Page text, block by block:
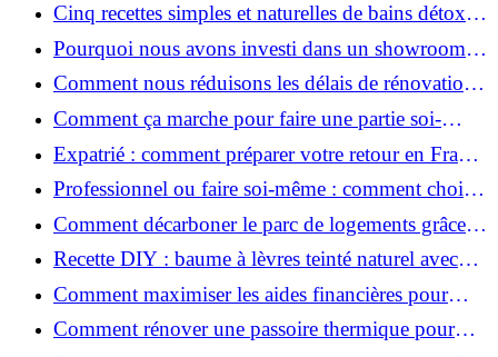
Cinq recettes simples et naturelles de bains détox
maison
Pourquoi nous avons investi dans un showroom-
atelier et ce que cela apporte aux clients
Comment nous réduisons les délais de rénovation à
3 mois au lieu de 6?
Comment ça marche pour faire une partie soi-
même et nous confier le reste ?
Expatrié : comment préparer votre retour en France
et rénover votre bien à distance ?
Professionnel ou faire soi-même : comment choisir
pour votre rénovation ?
Comment décarboner le parc de logements grâce à
la rénovation énergétique ?
Recette DIY : baume à lèvres teinté naturel avec
SPF
Comment maximiser les aides financières pour
votre rénovation ?
Comment rénover une passoire thermique pour